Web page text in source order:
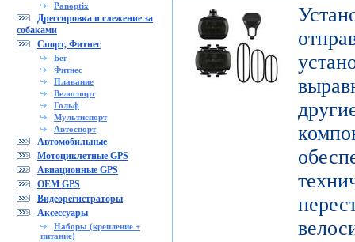
Panoptix
Дрессировка и слежение за
собаками
Спорт, Фитнес
Бег
Фитнес
Плавание
Велоспорт
Гольф
Мультиспорт
Автоспорт
Автомобильные
Мотоциклетные GPS
Авиационные GPS
OEM GPS
Видеорегистраторы
Аксессуары
Наборы (крепление +
питание)